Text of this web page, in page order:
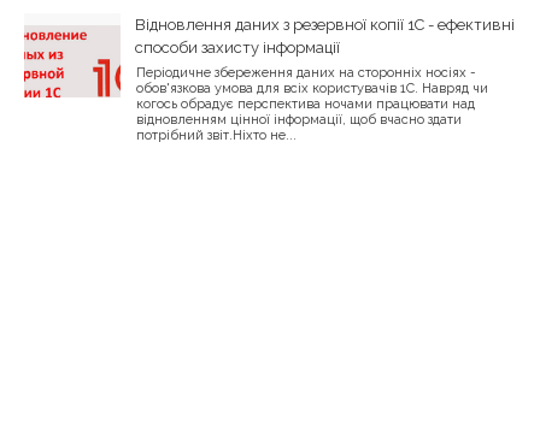
Відновлення даних з резервної копії 1C - ефективні
способи захисту інформації
Періодичне збереження даних на сторонніх носіях -
обов'язкова умова для всіх користувачів 1C. Навряд чи
когось обрадує перспектива ночами працювати над
відновленням цінної інформації, щоб вчасно здати
потрібний звіт.Ніхто не...